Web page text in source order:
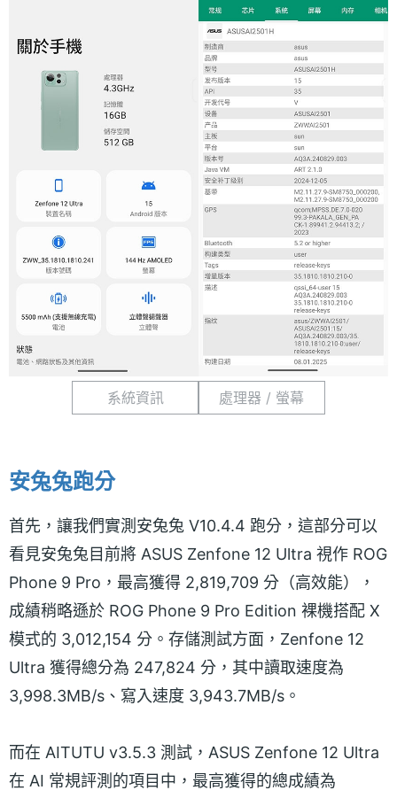
系統資訊 處理器 / 螢幕
安兔兔跑分
首先，讓我們實測安兔兔 V10.4.4 跑分，這部分可以
看見安兔兔目前將 ASUS Zenfone 12 Ultra 視作 ROG
Phone 9 Pro，最高獲得 2,819,709 分（高效能），
成績稍略遜於 ROG Phone 9 Pro Edition 裸機搭配 X
模式的 3,012,154 分。存儲測試方面，Zenfone 12
Ultra 獲得總分為 247,824 分，其中讀取速度為
3,998.3MB/s、寫入速度 3,943.7MB/s。
而在 AITUTU v3.5.3 測試，ASUS Zenfone 12 Ultra
在 AI 常規評測的項目中，最高獲得的總成績為